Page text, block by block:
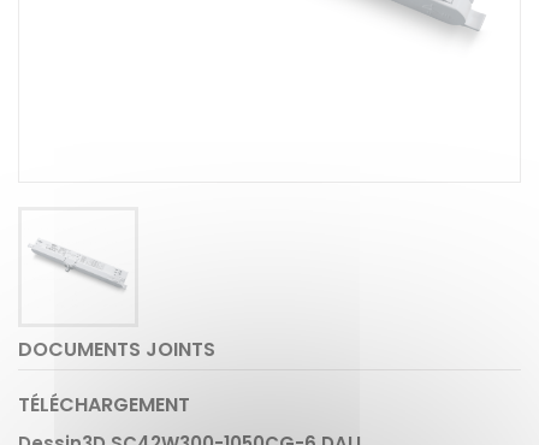
DOCUMENTS JOINTS
TÉLÉCHARGEMENT